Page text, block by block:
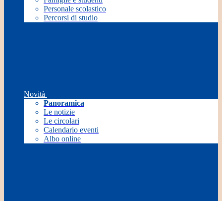
Personale scolastico
Percorsi di studio
Novità
Panoramica
Le notizie
Le circolari
Calendario eventi
Albo online